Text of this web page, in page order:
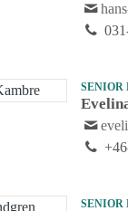
SENIOR
SENIOR